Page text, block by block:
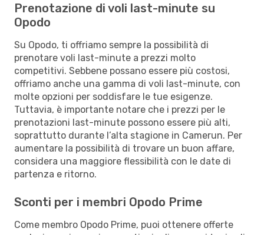
Prenotazione di voli last-minute su
Opodo
Su Opodo, ti offriamo sempre la possibilità di
prenotare voli last-minute a prezzi molto
competitivi. Sebbene possano essere più costosi,
offriamo anche una gamma di voli last-minute, con
molte opzioni per soddisfare le tue esigenze.
Tuttavia, è importante notare che i prezzi per le
prenotazioni last-minute possono essere più alti,
soprattutto durante l’alta stagione in Camerun. Per
aumentare la possibilità di trovare un buon affare,
considera una maggiore flessibilità con le date di
partenza e ritorno.
Sconti per i membri Opodo Prime
Come membro Opodo Prime, puoi ottenere offerte